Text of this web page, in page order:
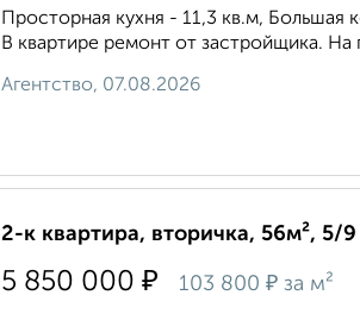
Просторная кухня - 11,3 кв.м, Большая
В квартире ремонт от застройщика.
Агентство, 07.08.2026
2-к квартира, вторичка, 56м², 5/
5 850 000 ₽ 103 800 ₽ за м²